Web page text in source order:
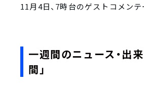
11月4日、7時台のゲストコメン
一週間のニュース・出
間」